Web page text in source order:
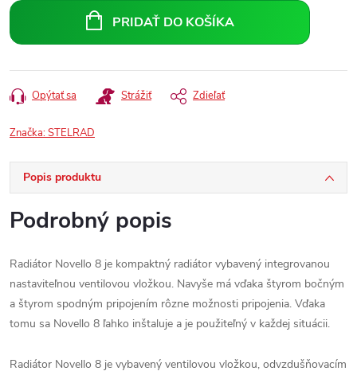
cena:
PRIDAŤ DO KOŠÍKA
Opýtať sa Strážiť Zdieľať
Značka:STELRAD
Popis produktu
Podrobný popis
Radiátor Novello 8 je kompaktný radiátor vybavený integrovanou
nastaviteľnou ventilovou vložkou. Navyše má vďaka štyrom bočným
a štyrom spodným pripojením rôzne možnosti pripojenia. Vďaka
tomu sa Novello 8 ľahko inštaluje a je použiteľný v každej situácii.
Radiátor Novello 8 je vybavený ventilovou vložkou, odvzdušňovacím